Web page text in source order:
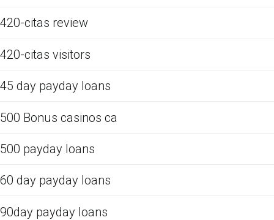
420-citas review
420-citas visitors
45 day payday loans
500 Bonus casinos ca
500 payday loans
60 day payday loans
90day payday loans